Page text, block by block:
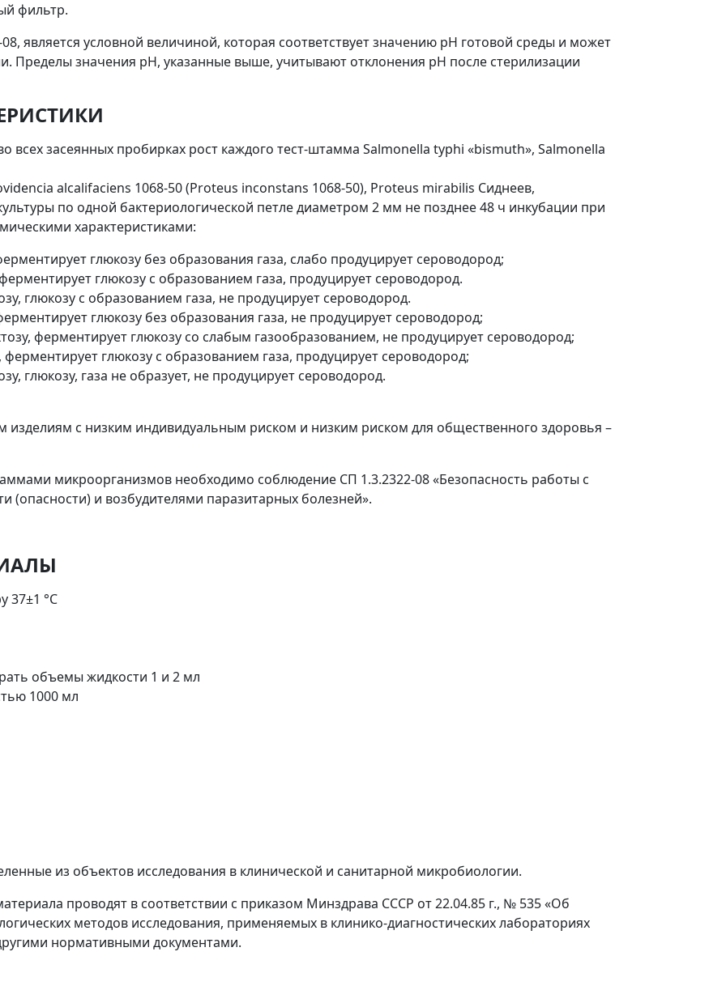
фильтр.
является условной величиной, которая соответствует значению рН готовой среды и может
Пределы значения рН, указанные выше, учитывают отклонения рН после стерилизации
всех засеянных пробирках рост каждого тест-штамма Salmonella typhi «bismuth», Salmonella
alcalifaciens 1068-50 (Proteus inconstans 1068-50), Proteus mirabilis Сиднеев,
по одной бактериологической петле диаметром 2 мм не позднее 48 ч инкубации при
характеристиками:
глюкозу без образования газа, слабо продуцирует сероводород;
глюкозу с образованием газа, продуцирует сероводород.
глюкозу с образованием газа, не продуцирует сероводород.
глюкозу без образования газа, не продуцирует сероводород;
ферментирует глюкозу со слабым газообразованием, не продуцирует сероводород;
глюкозу с образованием газа, продуцирует сероводород;
глюкозу, газа не образует, не продуцирует сероводород.
изделиям с низким индивидуальным риском и низким риском для общественного здоровья –
микроорганизмов необходимо соблюдение СП 1.3.2322-08 «Безопасность работы с
(опасности) и возбудителями паразитарных болезней».
37±1 °С
объемы жидкости 1 и 2 мл
1000 мл
из объектов исследования в клинической и санитарной микробиологии.
проводят в соответствии с приказом Минздрава СССР от 22.04.85 г., № 535 «Об
методов исследования, применяемых в клинико-диагностических лабораториях
нормативными документами.